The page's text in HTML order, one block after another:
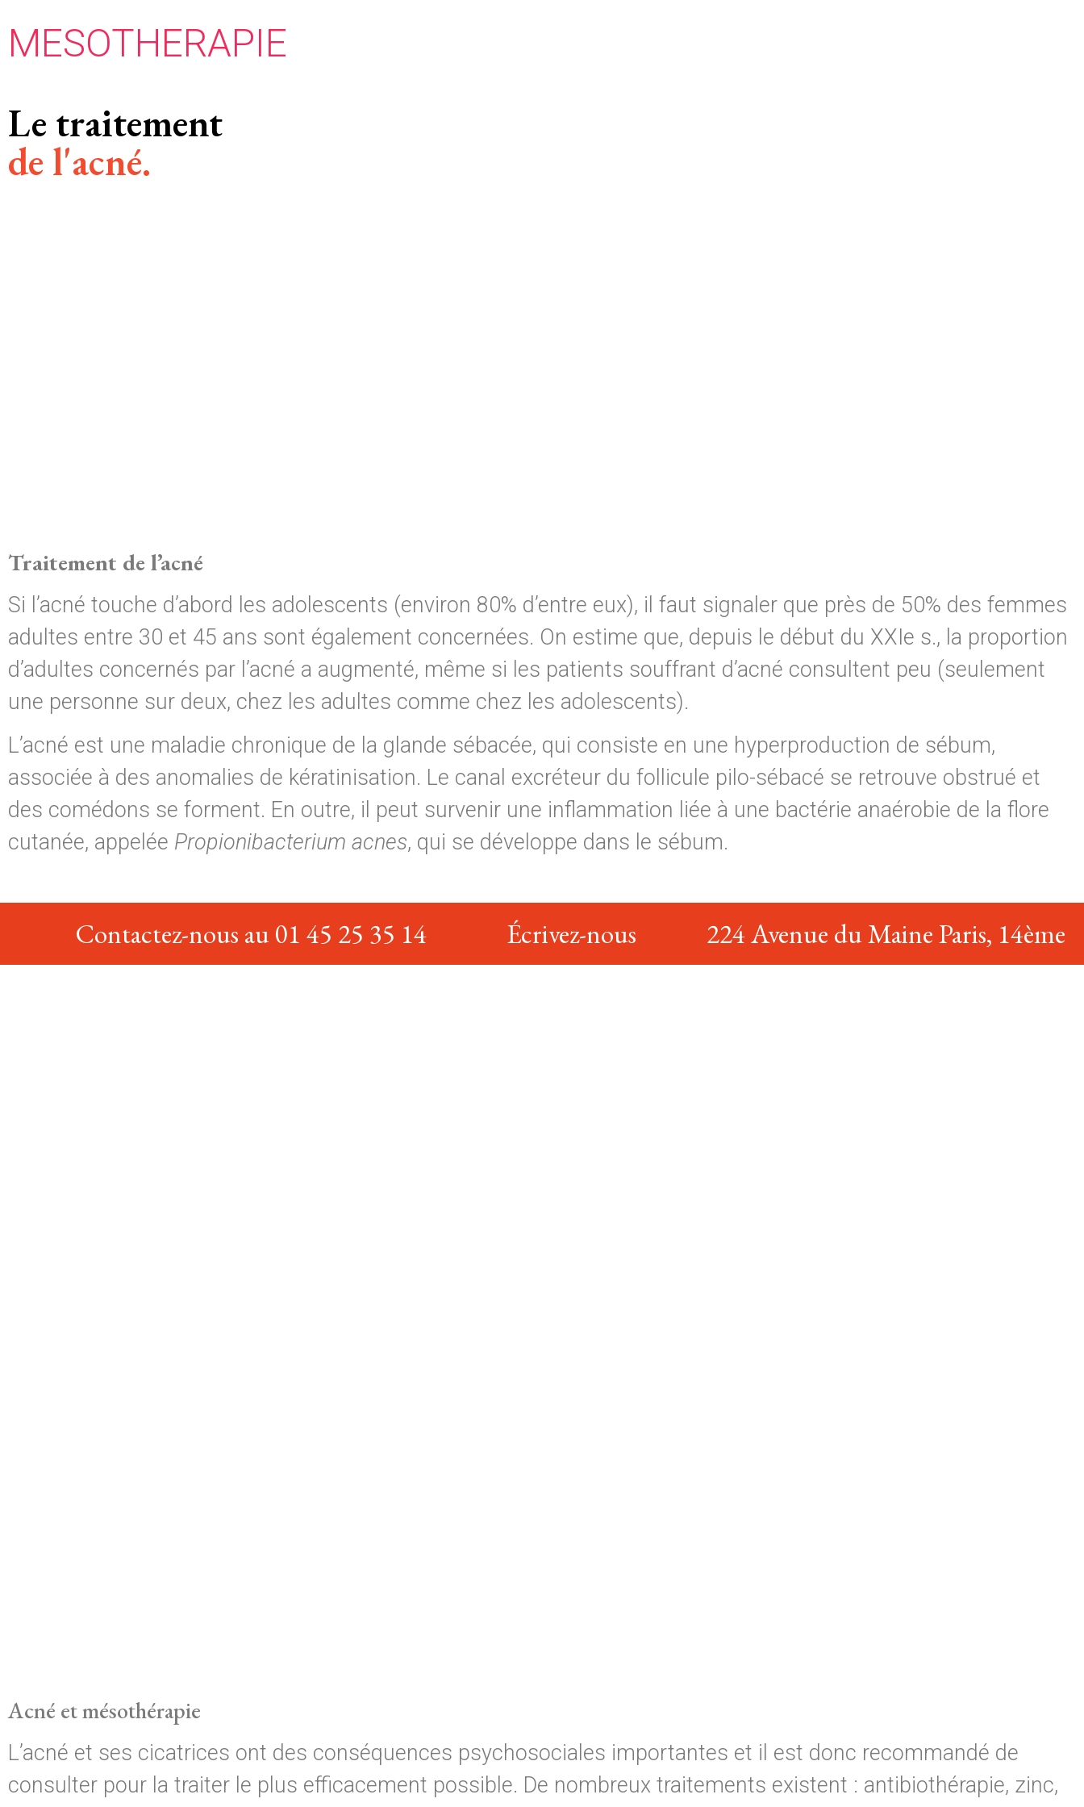
MESOTHERAPIE
Le traitement
de l'acné.
Traitement de l’acné
Si l’acné touche d’abord les adolescents (environ 80% d’entre eux), il faut signaler que près de 50% des femmes
adultes entre 30 et 45 ans sont également concernées. On estime que, depuis le début du XXIe s., la proportion
d’adultes concernés par l’acné a augmenté, même si les patients souffrant d’acné consultent peu (seulement
une personne sur deux, chez les adultes comme chez les adolescents).
L’acné est une maladie chronique de la glande sébacée, qui consiste en une hyperproduction de sébum,
associée à des anomalies de kératinisation. Le canal excréteur du follicule pilo-sébacé se retrouve obstrué et
des comédons se forment. En outre, il peut survenir une inflammation liée à une bactérie anaérobie de la flore
cutanée, appelée Propionibacterium acnes, qui se développe dans le sébum.
Contactez-nous au 01 45 25 35 14 Écrivez-nous 224 Avenue du Maine Paris, 14ème
Acné et mésothérapie
L’acné et ses cicatrices ont des conséquences psychosociales importantes et il est donc recommandé de
consulter pour la traiter le plus efficacement possible. De nombreux traitements existent : antibiothérapie, zinc,